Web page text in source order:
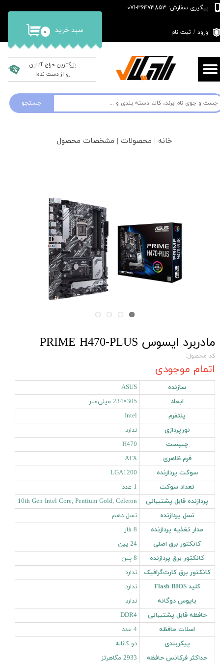
جستجو
پیگیری سفارش: 36473853-071
۰ سبد خرید ورود / ثبت نام
تغییر گذر واژه
سفارشات
بزرگترین حراج آنلاین
رو از دست نده!
خانه | محصولات | مشخصات محصول
مادربرد ایسوس PRIME H470-PLUS
کد محصول:
اتمام موجودی
سازنده
ASUS
ابعاد
305×234 میلی‌متر
پلتفرم
Intel
نورپردازی
ندارد
چیپست
H470
فرم ظاهری
ATX
سوکت پردازنده
LGA1200
تعداد سوکت
1 عدد
پردازنده‌ قابل پشتیبانی
10th Gen Intel Core, Pentium Gold, Celeron
نسل پردازنده
نسل دهم
مدار تغذیه پردازنده
8 فاز
کانکتور برق اصلی
24 پین
کانکتور برق پردازنده
8 پین
کانکتور برق کارت‌گرافیک
ندارد
کلید Flash BIOS
ندارد
بایوس دوگانه
ندارد
حافظه قابل پشتیبانی
DDR4
اسلات حافظه
4 عدد
پیکربندی
دو کاناله
حداکثر فرکانس حافظه
2933 مگاهرتز